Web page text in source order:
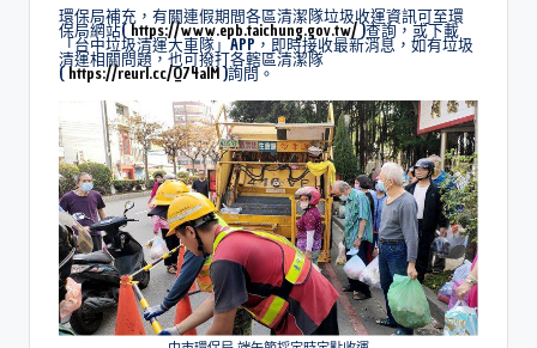
環保局補充，有關連假期間各區清潔隊垃圾收運資訊可至環
保局網站(https://www.epb.taichung.gov.tw/)查詢，或下載
「台中垃圾清運大車隊」APP，即時接收最新消息，如有垃圾
清運相關問題，也可撥打各轄區清潔隊
(https://reurl.cc/Q74alM)詢問。